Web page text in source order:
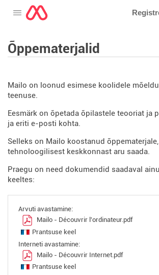
Avage menüü
Õppematerjalid
Mailo on loonud esimese koolidele
teenuse.
Eesmärk on õpetada õpilastele teooriat ja
ja eriti e-posti kohta.
Selleks on Mailo koostanud
tehnoloogilisest keskkonnast aru saada.
Praegu on need dokumendid saadaval
keeltes:
Arvuti avastamine:
Mailo - Découvrir l'ordinateur.pdf
Prantsuse keel
Interneti avastamine:
Mailo - Découvrir Internet.pdf
Prantsuse keel